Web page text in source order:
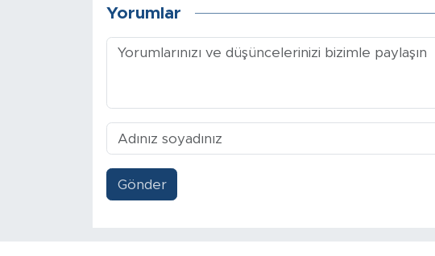
Yorumlar
Gönder